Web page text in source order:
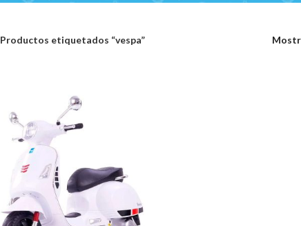
Productos etiquetados “vespa”